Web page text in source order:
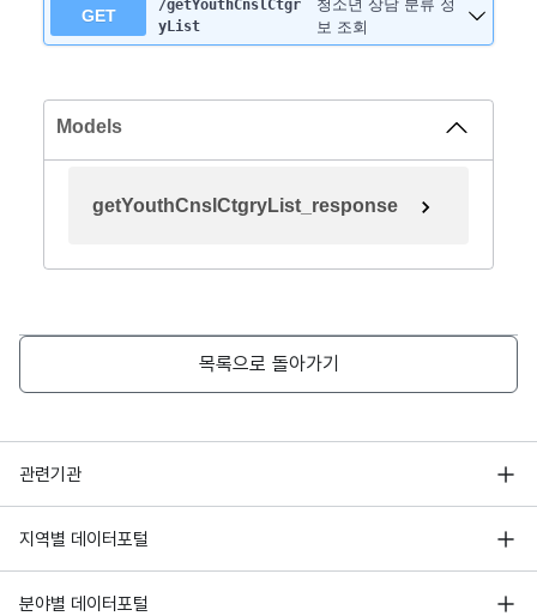
GET
/getYouthCnslCtgr
yList
청소년 상담 분류 정
보 조회
Models
getYouthCnslCtgryList_response
목록으로 돌아가기
관련기관
행정안전부
한국지능정보사회진흥원
국가정보자원관리원
지역별 데이터포털
서울 열린데이터광장
경기데이터드림
분야별 데이터포털
기상자료개방포털